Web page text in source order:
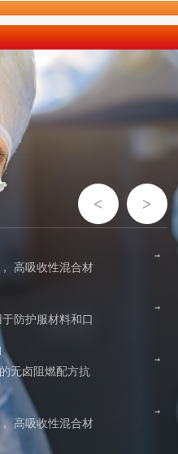
高吸收性混合材
防护服材料和口
无卤阻燃配方抗
高吸收性混合材